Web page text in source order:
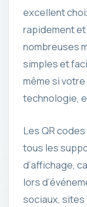
excellent
rapidement
nombreuses
simples et
même si
technologie,
Les QR
tous les
d’affichage,
lors
sociaux, sites